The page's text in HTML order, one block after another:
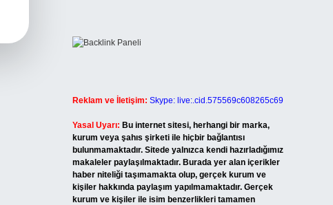
Reklam ve İletişim: Skype: live:.cid.575569c608265c69
Yasal Uyarı: Bu internet sitesi, herhangi bir marka,
kurum veya şahıs şirketi ile hiçbir bağlantısı
bulunmamaktadır. Sitede yalnızca kendi hazırladığımız
makaleler paylaşılmaktadır. Burada yer alan içerikler
haber niteliği taşımamakta olup, gerçek kurum ve
kişiler hakkında paylaşım yapılmamaktadır. Gerçek
kurum ve kişiler ile isim benzerlikleri tamamen